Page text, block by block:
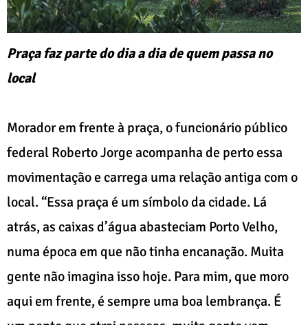
Praça faz parte do dia a dia de quem passa no
local
Morador em frente à praça, o funcionário público
federal Roberto Jorge acompanha de perto essa
movimentação e carrega uma relação antiga com o
local. “Essa praça é um símbolo da cidade. Lá
atrás, as caixas d’água abasteciam Porto Velho,
numa época em que não tinha encanação. Muita
gente não imagina isso hoje. Para mim, que moro
aqui em frente, é sempre uma boa lembrança. É